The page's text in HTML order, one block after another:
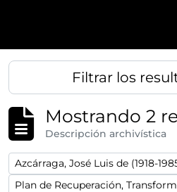
Filtrar los
Mostrando 2
Descripción archivística
Remove filter:
Azcárraga, José Luis de (1918-
Remove filter: